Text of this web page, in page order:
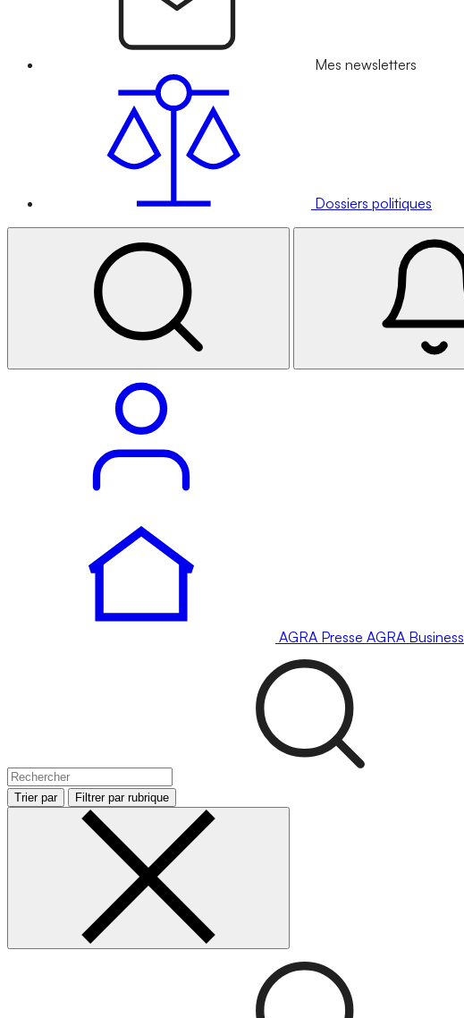
Mes newsletters
Dossiers politiques
AGRA Presse AGRA Business
Trier par Filtrer par rubrique